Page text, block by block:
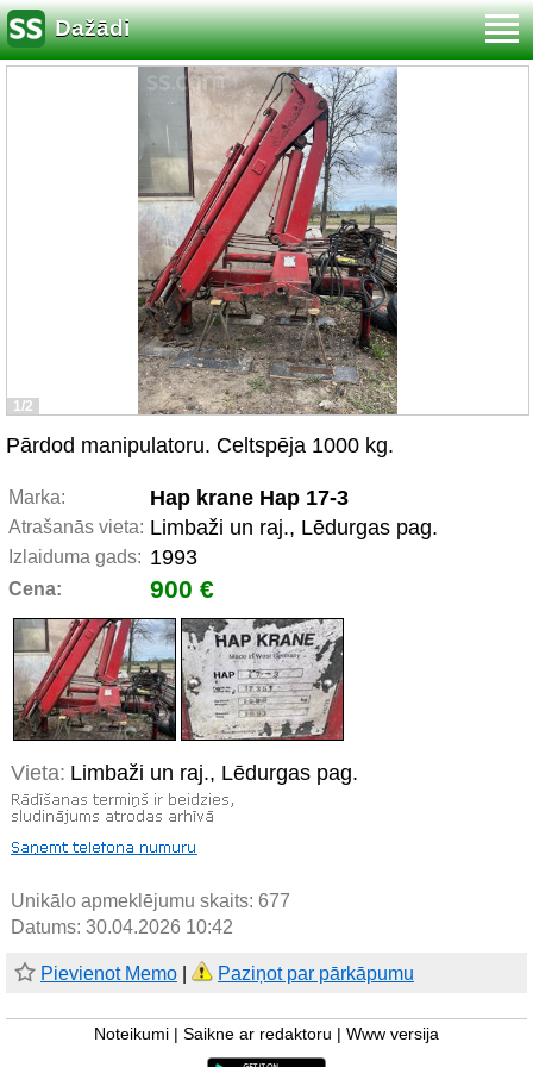
Dažādi
1/2
Pārdod manipulatoru. Celtspēja 1000 kg.
Marka: Hap krane Hap 17-3
Atrašanās vieta: Limbaži un raj., Lēdurgas pag.
Izlaiduma gads: 1993
Cena: 900 €
Vieta: Limbaži un raj., Lēdurgas pag.
Unikālo apmeklējumu skaits: 677
Datums: 30.04.2026 10:42
Pievienot Memo Paziņot par pārkāpumu
Noteikumi Saikne ar redaktoru Www versija